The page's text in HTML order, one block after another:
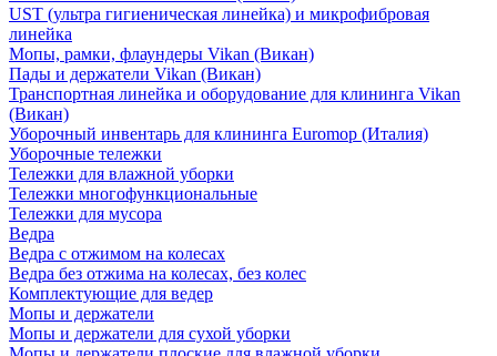
UST (ультра гигиеническая линейка) и микрофибровая
линейка
Мопы, рамки, флаундеры Vikan (Викан)
Пады и держатели Vikan (Викан)
Транспортная линейка и оборудование для клининга Vikan
(Викан)
Уборочный инвентарь для клининга Euromop (Италия)
Уборочные тележки
Тележки для влажной уборки
Тележки многофункциональные
Тележки для мусора
Ведра
Ведра с отжимом на колесах
Ведра без отжима на колесах, без колес
Комплектующие для ведер
Мопы и держатели
Мопы и держатели для сухой уборки